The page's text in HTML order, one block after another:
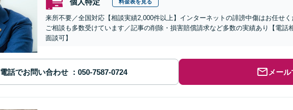
料金表を見る
来所不要／全国対応【相談実績2,000件以上】インターネットの誹謗中傷はお任せ
ご相談も多数受けています／記事の削除・損害賠償請求など多数の実績あり【電話
面談可】
電話でお問い合わせ メー